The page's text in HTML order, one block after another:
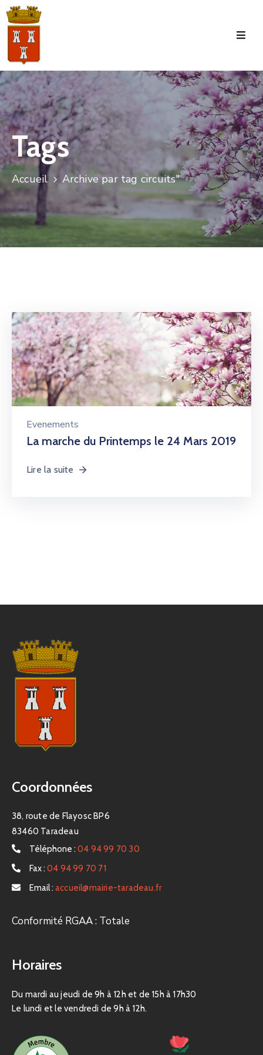
Accueil
La
Commune
Tourisme
Manifestations
Vie
Municipale
Services
Jeunesse
Tags
Accueil Archive par tag circuits"
Evenements
La marche du Printemps le 24 Mars 2019
Lire la suite
Coordonnées
38, route de Flayosc BP6
83460 Taradeau
Téléphone : 04 94 99 70 30
Fax : 04 94 99 70 71
Email : accueil@mairie-taradeau.fr
Conformité RGAA : Totale
Horaires
Du mardi au jeudi de 9h à 12h et de 15h à 17h30
Le lundi et le vendredi de 9h à 12h.